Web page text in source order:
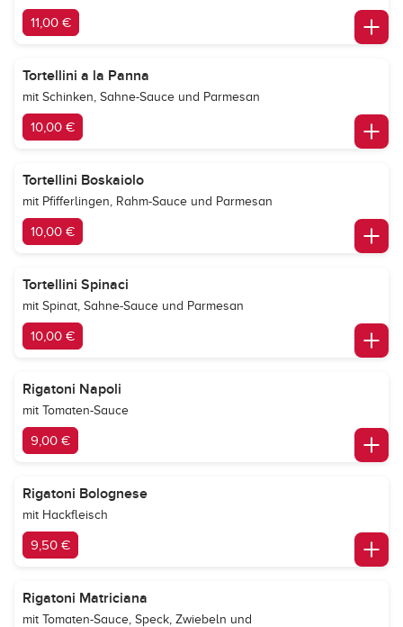
11,00 €
Tortellini a la Panna
mit Schinken, Sahne-Sauce und Parmesan
10,00 €
Tortellini Boskaiolo
mit Pfifferlingen, Rahm-Sauce und Parmesan
10,00 €
Tortellini Spinaci
mit Spinat, Sahne-Sauce und Parmesan
10,00 €
Rigatoni Napoli
mit Tomaten-Sauce
9,00 €
Rigatoni Bolognese
mit Hackfleisch
9,50 €
Rigatoni Matriciana
mit Tomaten-Sauce, Speck, Zwiebeln und